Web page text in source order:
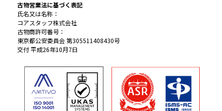
古物営業法に基づく表記
氏名又は名称：
コアスタッフ株式会社
古物商許可番号：
東京都公安委員会 第305511408430号
交付 平成26年10月7日